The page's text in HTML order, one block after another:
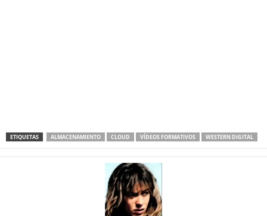
ETIQUETAS ALMACENAMIENTO CLOUD VÍDEOS FORMATIVOS WESTERN DIGITAL